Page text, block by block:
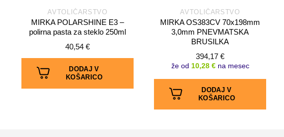
AVTOLIČARSTVO
MIRKA POLARSHINE E3 –
polirna pasta za steklo 250ml
40,54 €
DODAJ V
KOŠARICO
AVTOLIČARSTVO
MIRKA OS383CV 70x198mm
3,0mm PNEVMATSKA
BRUSILKA
394,17 €
že od 10,28 €na mesec
DODAJ V
KOŠARICO